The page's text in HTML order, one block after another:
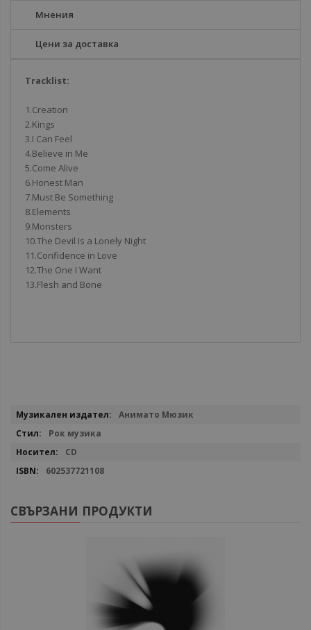
Мнения
Цени за доставка
Tracklist:
1.Creation
2.Kings
3.I Can Feel
4.Believe in Me
5.Come Alive
6.Honest Man
7.Must Be Something
8.Elements
9.Monsters
10.The Devil Is a Lonely Night
11.Confidence in Love
12.The One I Want
13.Flesh and Bone
Повече
Анимато Мюзик
Рок музика
CD
602537721108
СВЪРЗАНИ ПРОДУКТИ